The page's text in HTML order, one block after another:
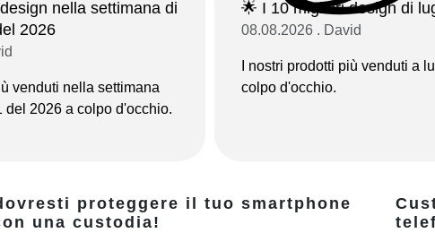
nella settimana di
2026
venduti nella settimana
del 2026 a colpo d'occhio.
🌟 I 10 migliori design di
08.08.2026 . David
I nostri prodotti più venduti a
colpo d'occhio.
proteggere il tuo smartphone
una custodia!